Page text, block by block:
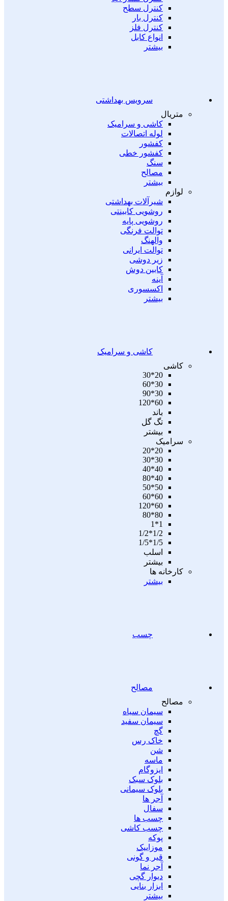
کنترل سطح
کنترل بار
کنترل فلز
انواع کابل
بیشتر
سرویس بهداشتی
متریال
کاشی و سرامیک
لوله اتصالات
کفشور
کفشور خطی
سنگ
مصالح
بیشتر
لوازم
شیرآلات بهداشتی
روشویی کابینتی
روشویی پایه
توالت فرنگی
والهنگ
توالت ایرانی
زیر دوشی
کابین دوش
آینه
اکسسوری
بیشتر
کاشی و سرامیک
کاشی
20*30
30*60
30*90
60*120
باند
تگ گل
بیشتر
سرامیک
20*20
30*30
40*40
40*80
50*50
60*60
60*120
80*80
1*1
1/2*1/2
1/5*1/5
اسلب
بیشتر
کارخانه ها
بیشتر
چسب
مصالح
مصالح
سیمان سیاه
سیمان سفید
گچ
خاک رس
شن
ماسه
ایزوگام
بلوک سبک
بلوک سیمانی
آجر ها
سفال
چسب ها
چسب کاشی
پوکه
موزاییک
قیر و گونی
آجر نما
دیوار گچی
ابزار بنایی
بیشتر